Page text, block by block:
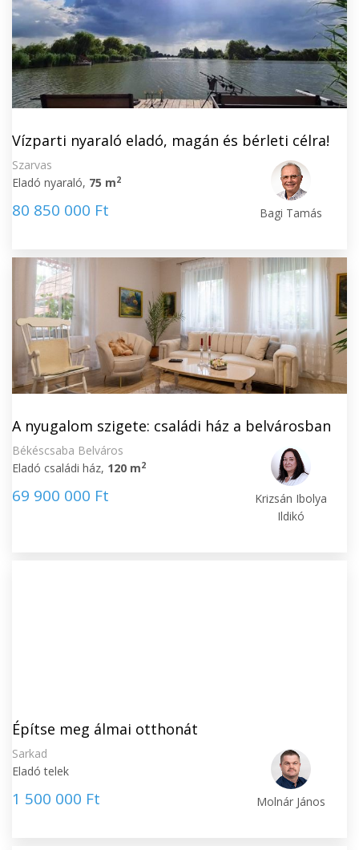
Vízparti nyaraló eladó, magán és bérleti célra!
Szarvas
Eladó nyaraló, 75 m2
80 850 000 Ft Bagi Tamás
A nyugalom szigete: családi ház a belvárosban
Békéscsaba Belváros
Eladó családi ház, 120 m2
69 900 000 Ft
Krizsán Ibolya
Ildikó
Építse meg álmai otthonát
Sarkad
Eladó telek
1 500 000 Ft Molnár János